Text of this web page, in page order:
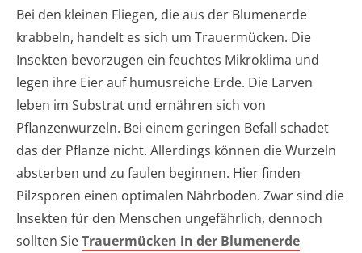
Bei den kleinen Fliegen, die aus der Blumenerde
krabbeln, handelt es sich um Trauermücken. Die
Insekten bevorzugen ein feuchtes Mikroklima und
legen ihre Eier auf humusreiche Erde. Die Larven
leben im Substrat und ernähren sich von
Pflanzenwurzeln. Bei einem geringen Befall schadet
das der Pflanze nicht. Allerdings können die Wurzeln
absterben und zu faulen beginnen. Hier finden
Pilzsporen einen optimalen Nährboden. Zwar sind die
Insekten für den Menschen ungefährlich, dennoch
sollten SieTrauermücken in der Blumenerde